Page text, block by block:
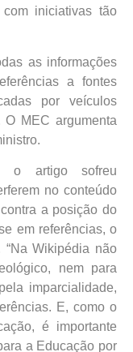
iniciativas tão
as informações
a fontes
por veículos
O MEC argumenta
o artigo sofreu
no conteúdo
a posição do
em referências, o
Wikipédia não
nem para
imparcialidade,
E, como o
é importante
a Educação por